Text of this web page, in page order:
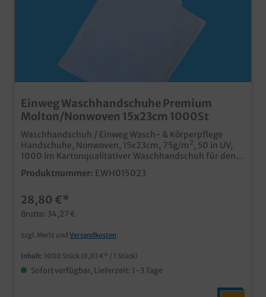
Einweg Waschhandschuhe Premium
Molton/Nonwoven 15x23cm 1000St
Waschhandschuh / Einweg Wasch- & Körperpflege
Handschuhe, Nonwoven, 15x23cm, 75g/m², 50 in UV,
1000 im Kartonqualitativer Waschhandschuh für den
professionellen Einsatzangenehm zur Haut, ideal für
die Körperpflegeuniverselle Größe für alle
optimale Reißfestigkeitideale Lösung
Pflegeeinrichtungen, Hotels, Wellness, etc.
Produktnummer: EWH015023
28,80 €*
Brutto: 34,27 €
zzgl. MwSt und Versandkosten
Inhalt: 1000 Stück (0,03 €* / 1 Stück)
Sofort verfügbar, Lieferzeit: 1-3 Tage